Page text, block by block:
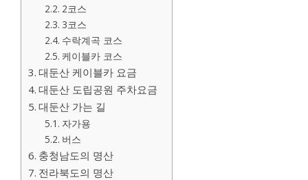
2코스
3코스
수락계곡 코스
케이블카 코스
대둔산 케이블카 요금
대둔산 도립공원 주차요금
대둔산 가는 길
자가용
버스
충청남도의 명산
전라북도의 명산